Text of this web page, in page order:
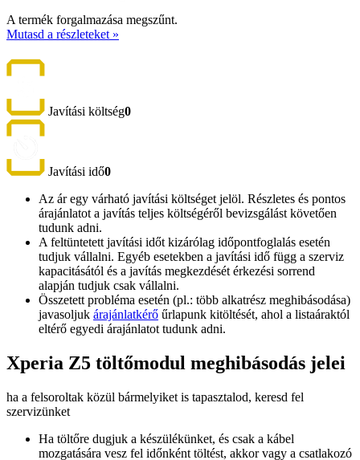
A termék forgalmazása megszűnt.
Mutasd a részleteket »
Javítási költség0
Javítási idő0
Az ár egy várható javítási költséget jelöl. Részletes és pontos
árajánlatot a javítás teljes költségéről bevizsgálást követően
tudunk adni.
A feltüntetett javítási időt kizárólag időpontfoglalás esetén
tudjuk vállalni. Egyéb esetekben a javítási idő függ a szerviz
kapacitásától és a javítás megkezdését érkezési sorrend
alapján tudjuk csak vállalni.
Összetett probléma esetén (pl.: több alkatrész meghibásodása)
javasoljuk árajánlatkérő űrlapunk kitöltését, ahol a listaáraktól
eltérő egyedi árajánlatot tudunk adni.
Xperia Z5 töltőmodul meghibásodás jelei
ha a felsoroltak közül bármelyiket is tapasztalod, keresd fel
szervizünket
Ha töltőre dugjuk a készülékünket, és csak a kábel
mozgatására vesz fel időnként töltést, akkor vagy a csatlakozó